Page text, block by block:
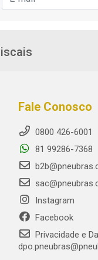
Fale Conosco
0800 426-6001
81 99286-7368
Instagram
Facebook
Privacidade e